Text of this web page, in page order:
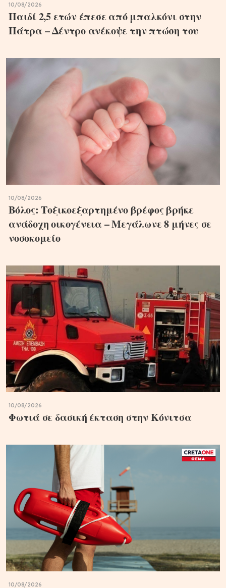
10/08/2026
Παιδί 2,5 ετών έπεσε από μπαλκόνι στην
Πάτρα – Δέντρο ανέκοψε την πτώση του
10/08/2026
Βόλος: Τοξικοεξαρτημένο βρέφος βρήκε
ανάδοχη οικογένεια – Μεγάλωνε 8 μήνες σε
νοσοκομείο
10/08/2026
Φωτιά σε δασική έκταση στην Κόνιτσα
10/08/2026